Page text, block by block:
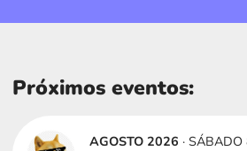
Próximos eventos:
AGOSTO 2026 · SÁBADO